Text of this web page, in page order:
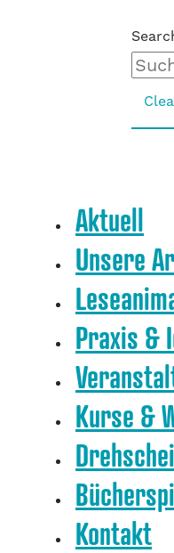
Aktuell
Unsere
Praxis &
Kurse &
Kontakt